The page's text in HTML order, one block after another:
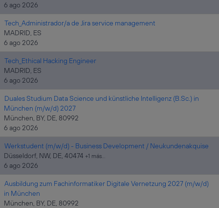
6 ago 2026
Tech_Administrador/a de Jira service management
MADRID, ES
6 ago 2026
Tech_Ethical Hacking Engineer
MADRID, ES
6 ago 2026
Duales Studium Data Science und künstliche Intelligenz (B.Sc.) in
München (m/w/d) 2027
München, BY, DE, 80992
6 ago 2026
Werkstudent (m/w/d) - Business Development / Neukundenakquise
Düsseldorf, NW, DE, 40474 +1 más…
6 ago 2026
Ausbildung zum Fachinformatiker Digitale Vernetzung 2027 (m/w/d)
in München
München, BY, DE, 80992